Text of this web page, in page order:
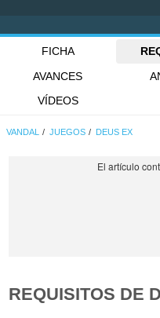
FICHA
AVANCES
VÍDEOS
VANDAL JUEGOS DEUS EX
REQUISITOS DE